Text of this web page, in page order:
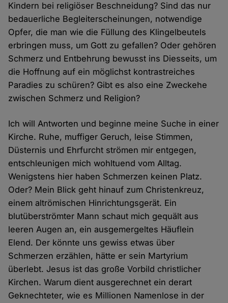
Kindern bei religiöser Beschneidung? Sind das nur
bedauerliche Begleiterscheinungen, notwendige
Opfer, die man wie die Füllung des Klingelbeutels
erbringen muss, um Gott zu gefallen? Oder gehören
Schmerz und Entbehrung bewusst ins Diesseits, um
die Hoffnung auf ein möglichst kontrastreiches
Paradies zu schüren? Gibt es also eine Zweckehe
zwischen Schmerz und Religion?
Ich will Antworten und beginne meine Suche in einer
Kirche. Ruhe, muffiger Geruch, leise Stimmen,
Düsternis und Ehrfurcht strömen mir entgegen,
entschleunigen mich wohltuend vom Alltag.
Wenigstens hier haben Schmerzen keinen Platz.
Oder? Mein Blick geht hinauf zum Christenkreuz,
einem altrömischen Hinrichtungsgerät. Ein
blutüberströmter Mann schaut mich gequält aus
leeren Augen an, ein ausgemergeltes Häuflein
Elend. Der könnte uns gewiss etwas über
Schmerzen erzählen, hätte er sein Martyrium
überlebt. Jesus ist das große Vorbild christlicher
Kirchen. Warum dient ausgerechnet ein derart
Geknechteter, wie es Millionen Namenlose in der